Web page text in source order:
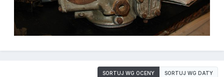
SORTUJ WG OCENY SORTUJ WG DATY